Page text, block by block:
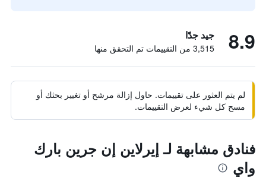
8.9 جيد جدًا
3,515 من التقييمات تم التحقق منها
لم يتم العثور على تقييمات. حاول إزالة مرشح أو تغيير بحثك أو
مسح كل شيء لعرض التقييمات.
فنادق مشابهة لـ إيرلاين إن جرين بارك
واي